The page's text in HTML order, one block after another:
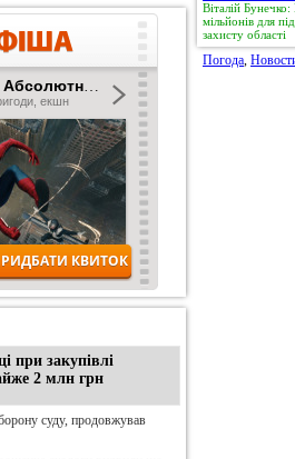
при закупівлі
2 млн грн
суду, продовжував
Віталій
мільйонів для
захисту області
Погода,